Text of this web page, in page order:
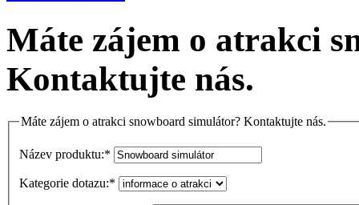
Máte zájem o atrakci
Kontaktujte nás.
Máte zájem o atrakci snowboard simulátor? Kontaktujte nás.
Název produktu:*
Kategorie dotazu:*